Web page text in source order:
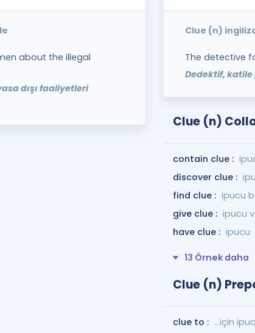
about the illegal
dışı faaliyetleri
Clue (n)
The detective
Dedektif, katile
Clue (n)
contain clue :
discover clue :
find clue : ipucu
give clue : ipucu
have clue : ipucu
13 Örnek daha
Clue (n)
clue to : …için